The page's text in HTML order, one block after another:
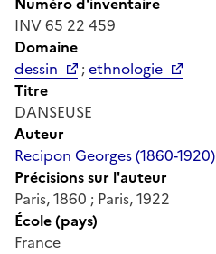
INV 65 22 459
Domaine
dessin
;ethnologie
Titre
DANSEUSE
Auteur
Recipon Georges (1860-1920)
Précisions sur l'auteur
Paris, 1860 ; Paris, 1922
École (pays)
France